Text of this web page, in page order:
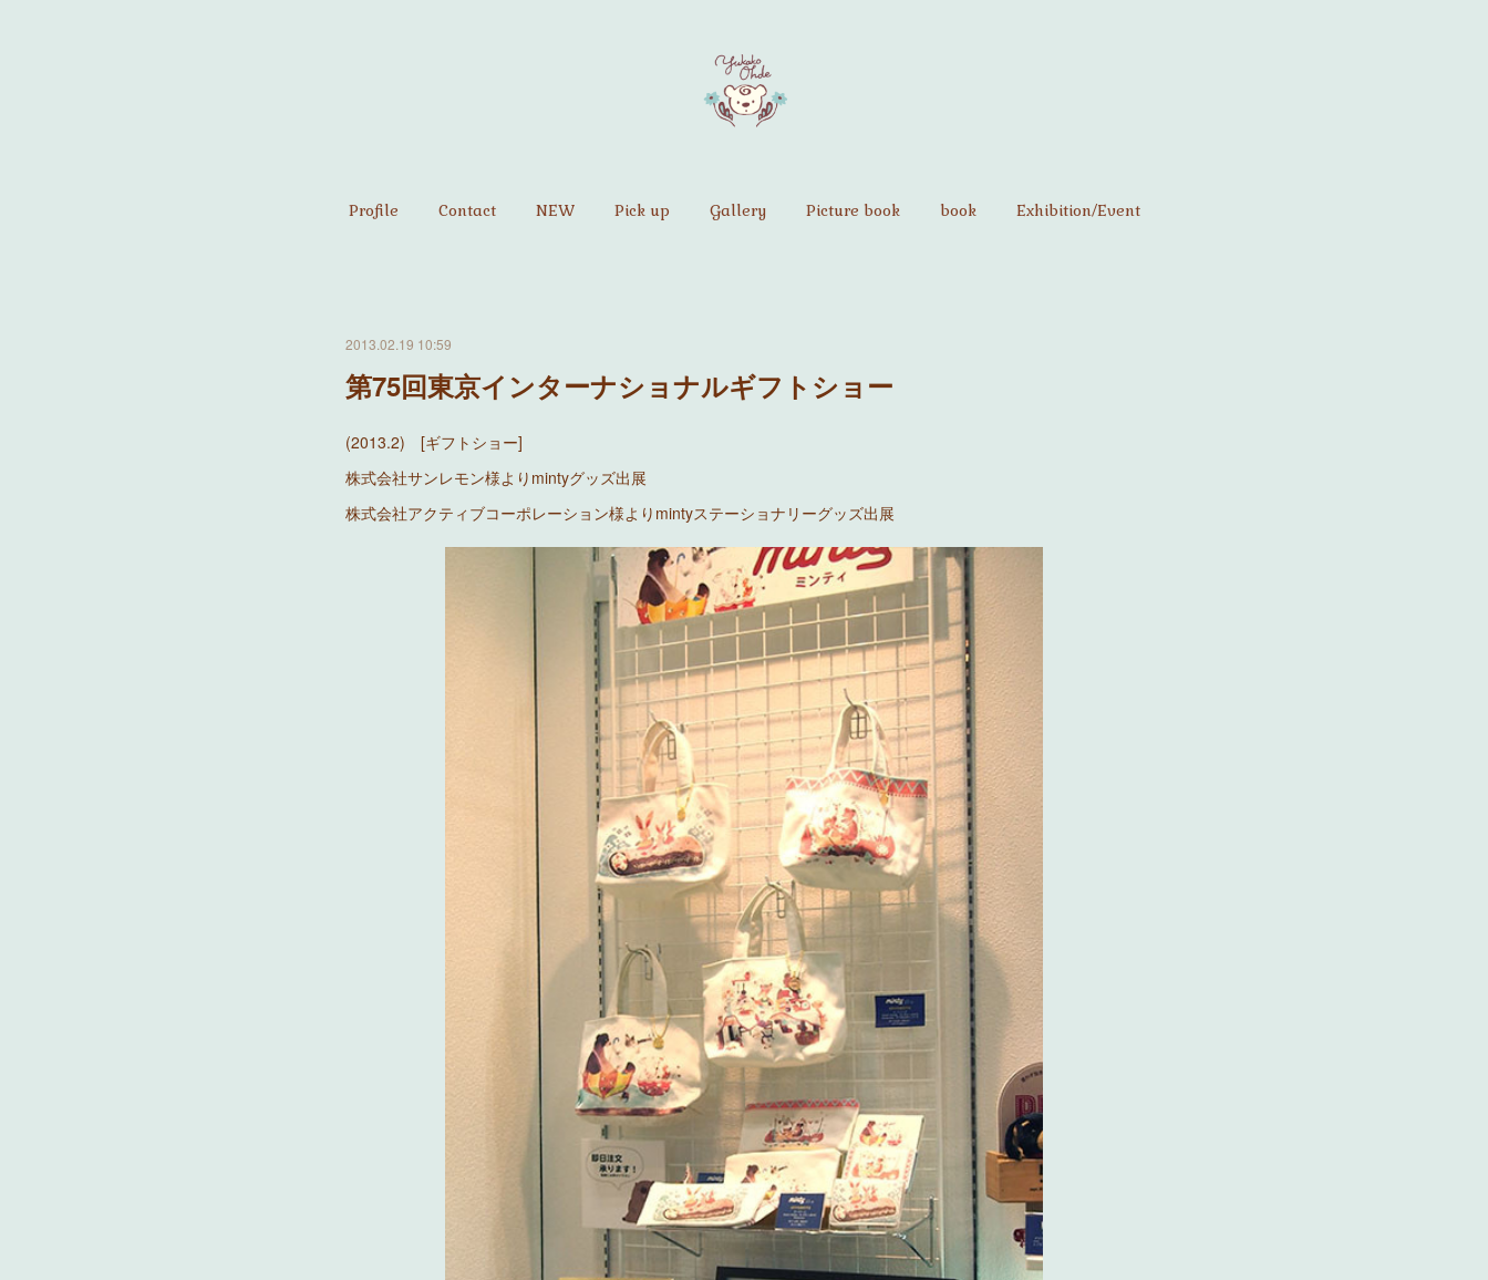
Profile Contact NEW Pick up Gallery Picture book book Exhibition/Event
2013.02.19 10:59
第75回東京インターナショナルギフトショー
(2013.2) [ギフトショー]
株式会社サンレモン様よりmintyグッズ出展
株式会社アクティブコーポレーション様よりmintyステーショナリーグッズ出展